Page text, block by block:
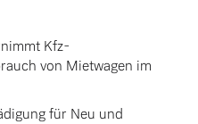
Kfz-
von Mietwagen im
für Neu und